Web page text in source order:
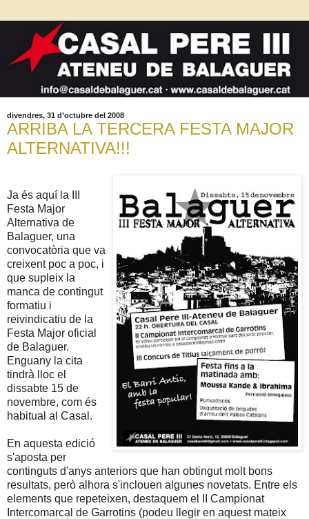
divendres, 31 d’octubre del 2008
ARRIBA LA TERCERA FESTA MAJOR
ALTERNATIVA!!!
Ja és aquí la III
Festa Major
Alternativa de
Balaguer, una
convocatòria que va
creixent poc a poc, i
que supleix la
manca de contingut
formatiu i
reivindicatiu de la
Festa Major oficial
de Balaguer.
Enguany la cita
tindrà lloc el
dissabte 15 de
novembre, com és
habitual al Casal.
En aquesta edició
s'aposta per
continguts d'anys anteriors que han obtingut molt bons
resultats, però alhora s'inclouen algunes novetats. Entre els
elements que repeteixen, destaquem el II Campionat
Intercomarcal de Garrotins (podeu llegir en aquest mateix